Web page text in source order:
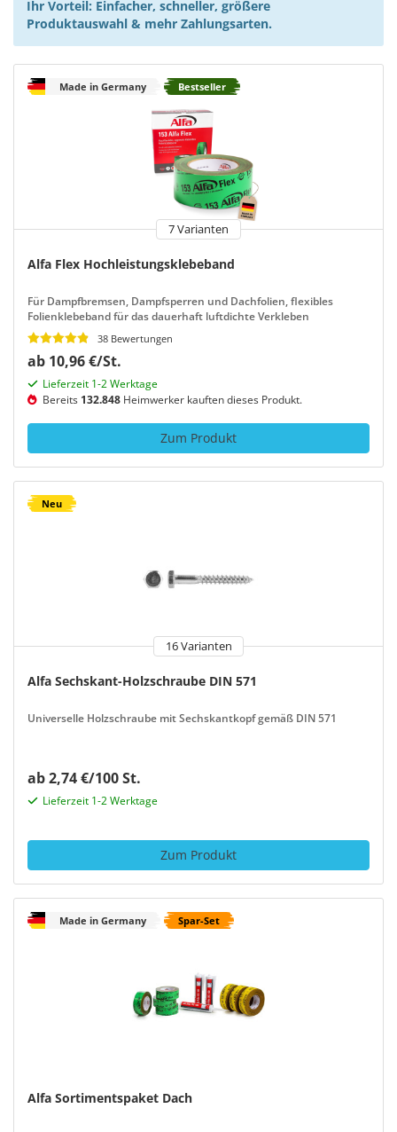
Ihr Vorteil: Einfacher, schneller, größere
Produktauswahl & mehr Zahlungsarten.
Made in Germany Bestseller
7 Varianten
Alfa Flex Hochleistungsklebeband
Für Dampfbremsen, Dampfsperren und Dachfolien, flexibles
Folienklebeband für das dauerhaft luftdichte Verkleben
38 Bewertungen
ab 10,96 €/St.
Lieferzeit 1-2 Werktage
Bereits 132.848 Heimwerker kauften dieses Produkt.
Zum Produkt
Neu
16 Varianten
Alfa Sechskant-Holzschraube DIN 571
Universelle Holzschraube mit Sechskantkopf gemäß DIN 571
ab 2,74 €/100 St.
Lieferzeit 1-2 Werktage
Zum Produkt
Made in Germany Spar-Set
Alfa Sortimentspaket Dach